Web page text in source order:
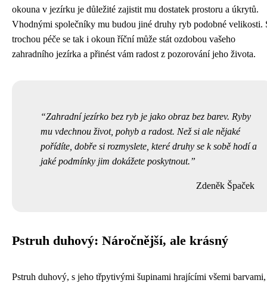
okouna v jezírku je důležité zajistit mu dostatek prostoru a úkrytů.
Vhodnými společníky mu budou jiné druhy ryb podobné velikosti.
trochou péče se tak i okoun říční může stát ozdobou vašeho
zahradního jezírka a přinést vám radost z pozorování jeho života.
Zahradní jezírko bez ryb je jako obraz bez barev. Ryby
mu vdechnou život, pohyb a radost. Než si ale nějaké
pořídíte, dobře si rozmyslete, které druhy se k sobě hodí a
jaké podmínky jim dokážete poskytnout.
Zdeněk Špaček
Pstruh duhový: Náročnější, ale krásný
Pstruh duhový, s jeho třpytivými šupinami hrajícími všemi barvami,